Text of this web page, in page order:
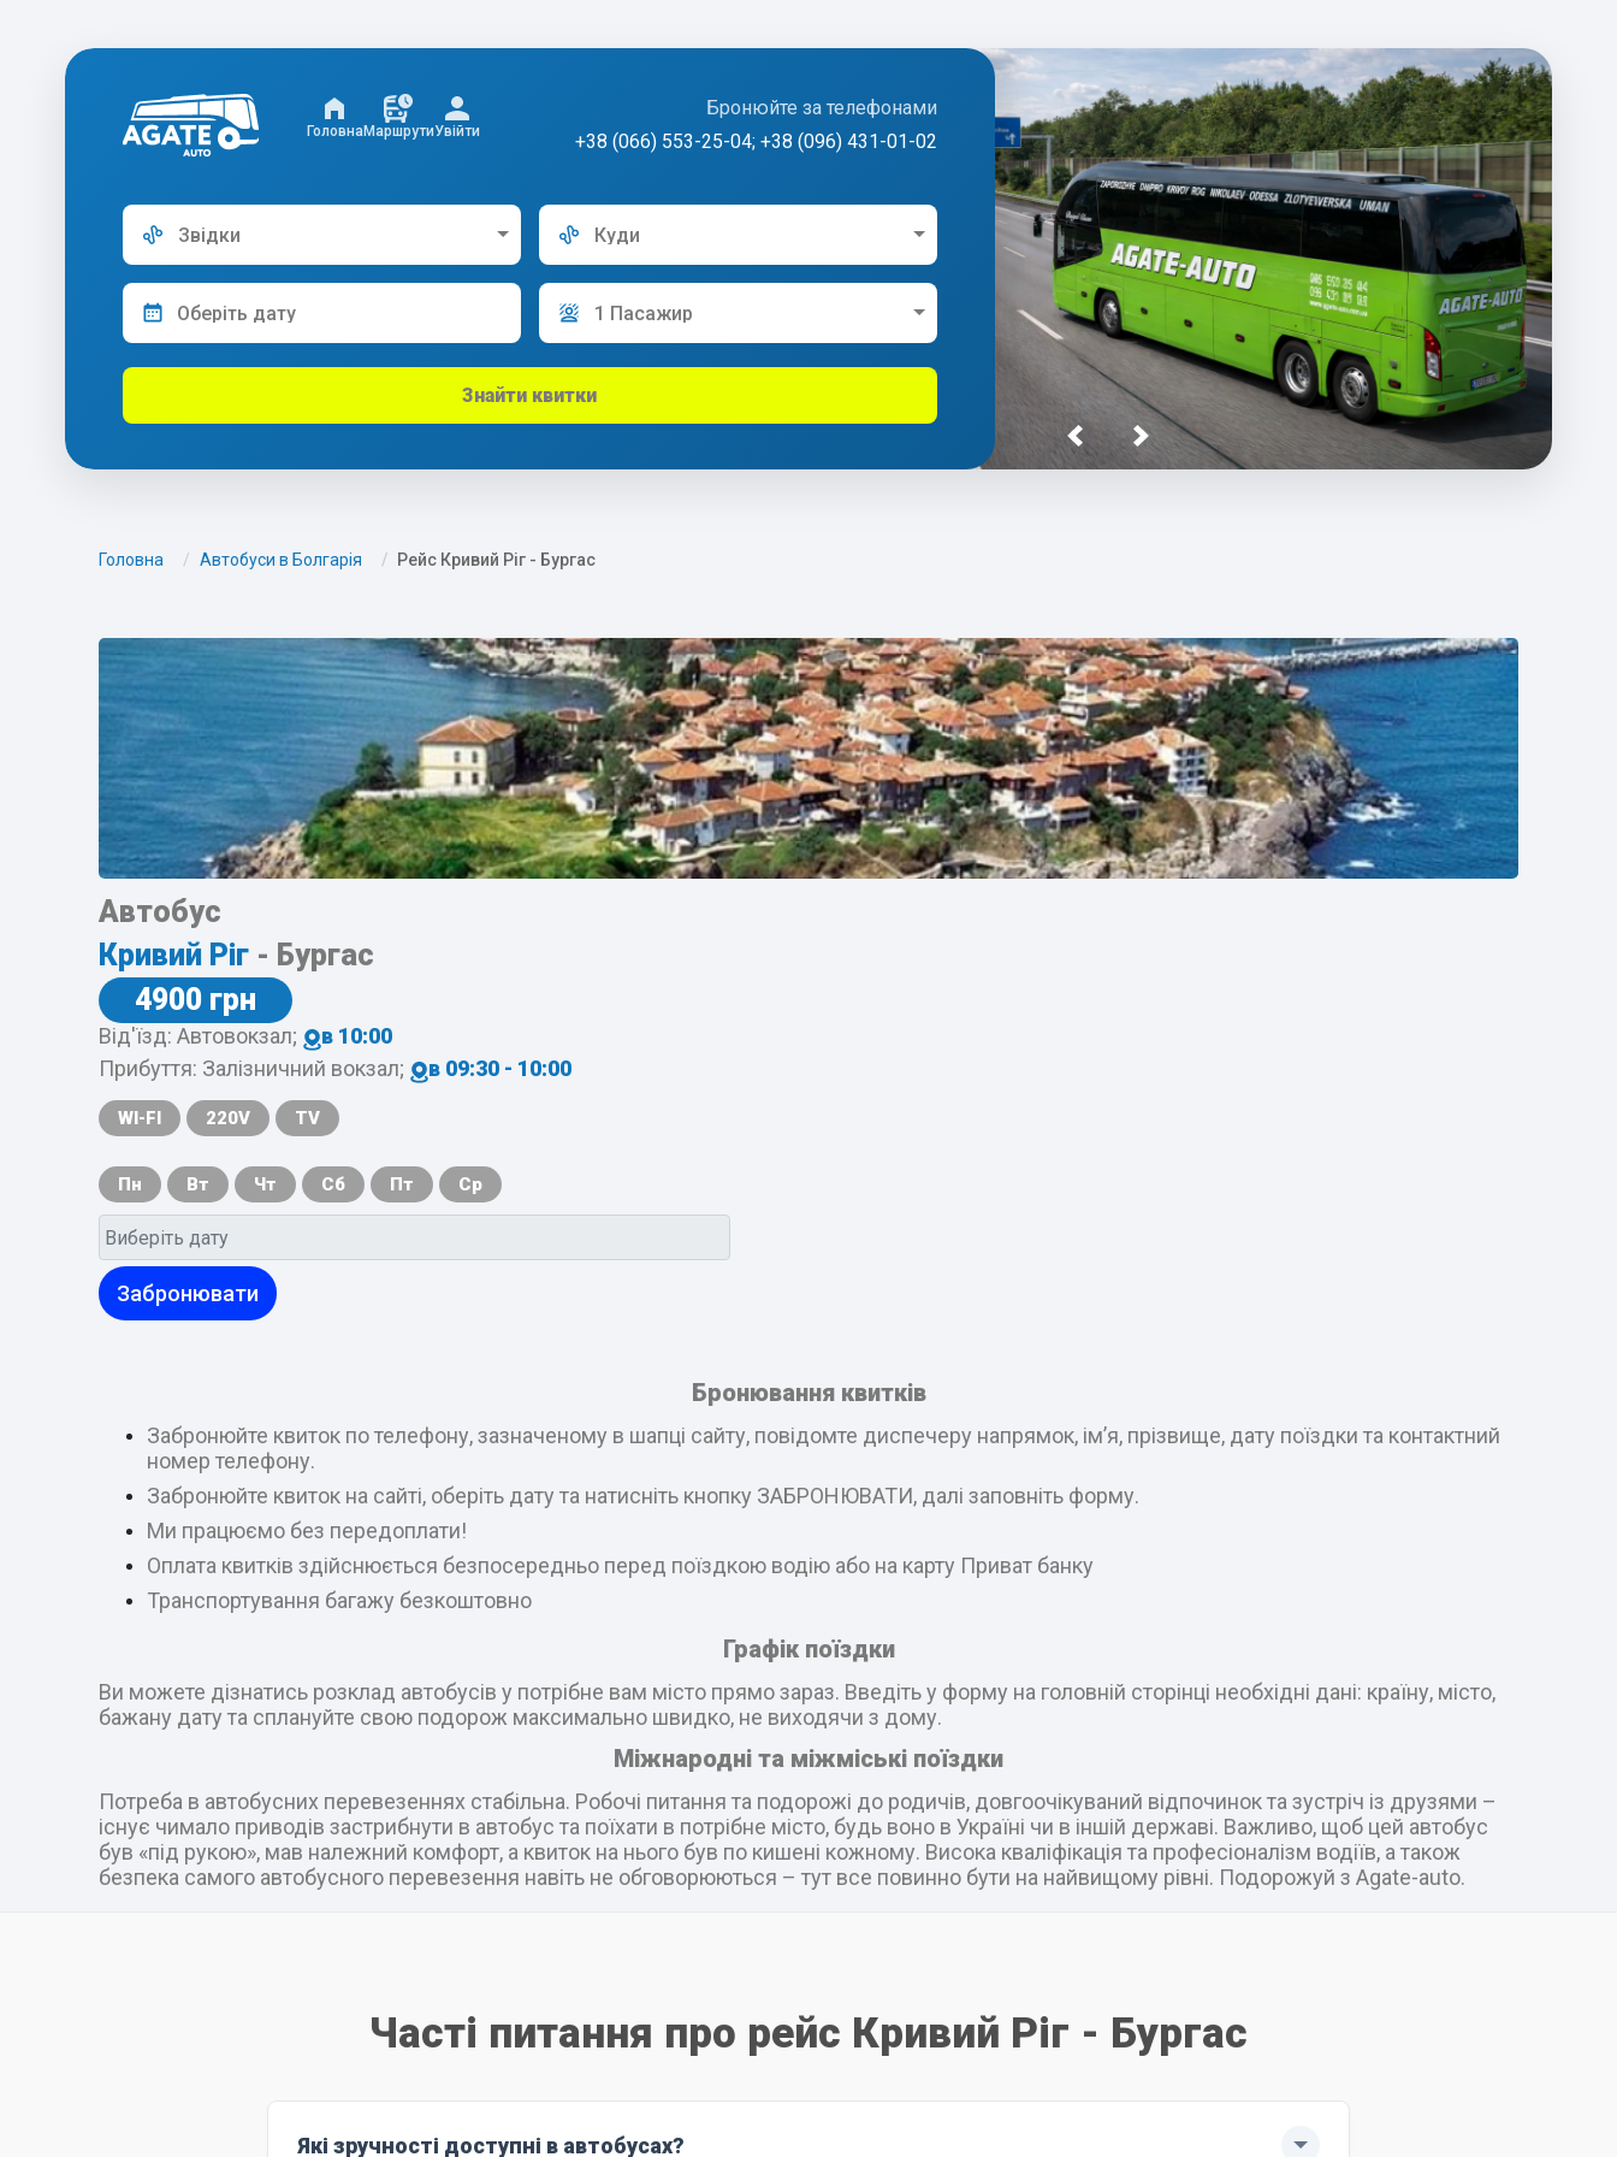
ГоловнаМаршрутиУвійти
Бронюйте за телефонами
+38 (066) 553-25-04; +38 (096) 431-01-02
Звідки Куди
1 Пасажир
Знайти квитки
Головна Автобуси в Болгарія Рейс Кривий Ріг - Бургас
Автобус
Кривий Ріг - Бургас
4900 грн
Від'їзд: Автовокзал;
в 10:00
Прибуття: Залізничний вокзал;
в 09:30 - 10:00
WI-FI 220V TV
Пн Вт Чт Сб Пт Ср
Забронювати
Бронювання квитків
Забронюйте квиток по телефону, зазначеному в шапці сайту, повідомте диспечеру напрямок, ім’я, прізвище, дату поїздки та контактний
номер телефону.
Забронюйте квиток на сайті, оберіть дату та натисніть кнопку ЗАБРОНЮВАТИ, далі заповніть форму.
Ми працюємо без передоплати!
Оплата квитків здійснюється безпосередньо перед поїздкою водію або на карту Приват банку
Транспортування багажу безкоштовно
Графік поїздки
Ви можете дізнатись розклад автобусів у потрібне вам місто прямо зараз. Введіть у форму на головній сторінці необхідні дані: країну, місто,
бажану дату та сплануйте свою подорож максимально швидко, не виходячи з дому.
Міжнародні та міжміські поїздки
Потреба в автобусних перевезеннях стабільна. Робочі питання та подорожі до родичів, довгоочікуваний відпочинок та зустріч із друзями –
існує чимало приводів застрибнути в автобус та поїхати в потрібне місто, будь воно в Україні чи в іншій державі. Важливо, щоб цей автобус
був «під рукою», мав належний комфорт, а квиток на нього був по кишені кожному. Висока кваліфікація та професіоналізм водіїв, а також
безпека самого автобусного перевезення навіть не обговорюються – тут все повинно бути на найвищому рівні. Подорожуй з Agate-auto.
Часті питання про рейс Кривий Ріг - Бургас
Які зручності доступні в автобусах?